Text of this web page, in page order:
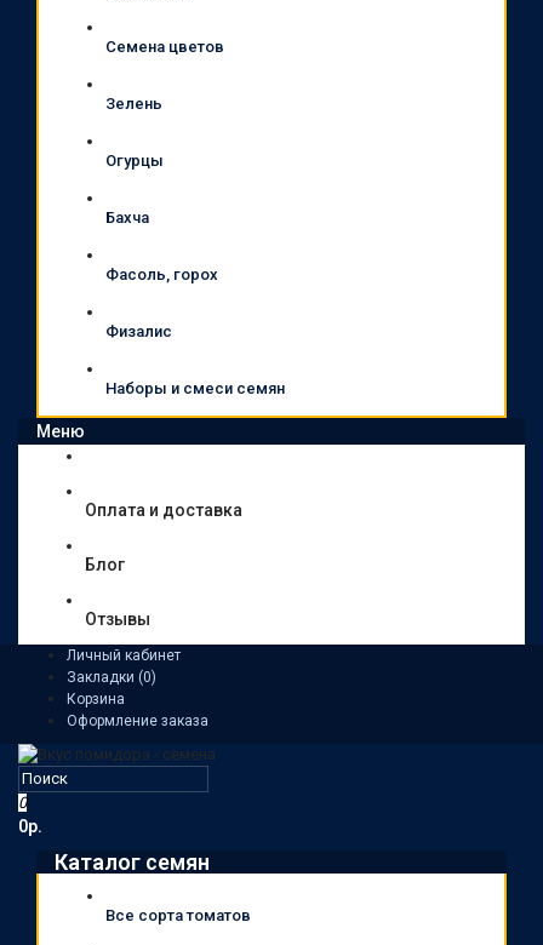
Семена цветов
Зелень
Огурцы
Бахча
Фасоль, горох
Физалис
Наборы и смеси семян
Меню
Оплата и доставка
Блог
Отзывы
Личный кабинет
Закладки (0)
Корзина
Оформление заказа
0
0р.
Каталог семян
Все сорта томатов